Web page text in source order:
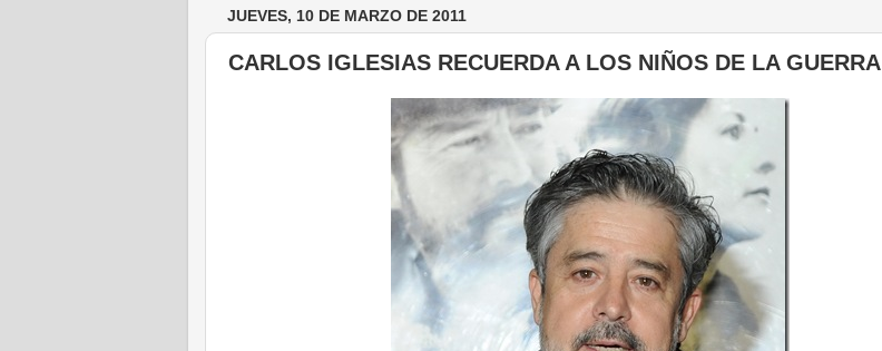
JUEVES, 10 DE MARZO DE 2011
CARLOS IGLESIAS RECUERDA A LOS NIÑOS DE LA GUERRA